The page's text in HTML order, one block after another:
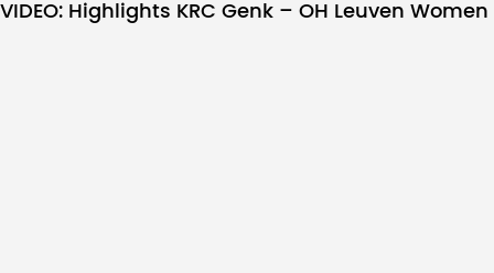
VIDEO: Highlights KRC Genk – OH Leuven Women